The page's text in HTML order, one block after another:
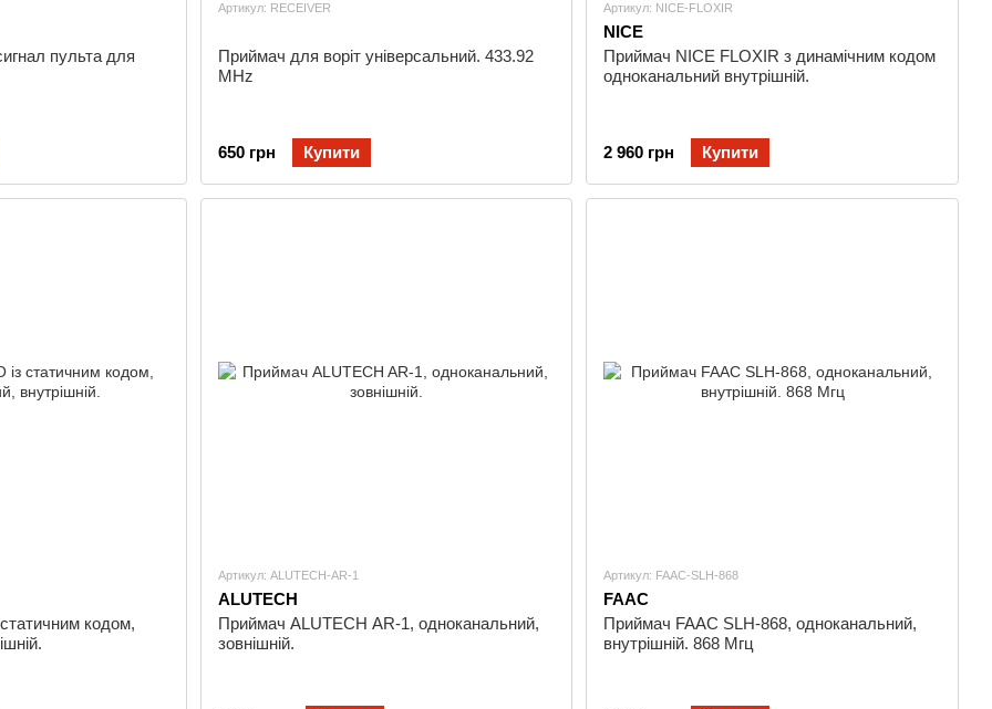
пульта для
Артикул: RECEIVER
Приймач для воріт універсальний. 433.92
MHz
650 грн Купити
Артикул: NICE-FLOXIR
NICE
Приймач NICE FLOXIR з динамічним кодом
одноканальний внутрішній.
2 960 грн Купити
кодом,
Артикул: ALUTECH-AR-1
ALUTECH
Приймач ALUTECH AR-1, одноканальний,
зовнішній.
Артикул: FAAC-SLH-868
FAAC
Приймач FAAC SLH-868, одноканальний,
внутрішній. 868 Мгц